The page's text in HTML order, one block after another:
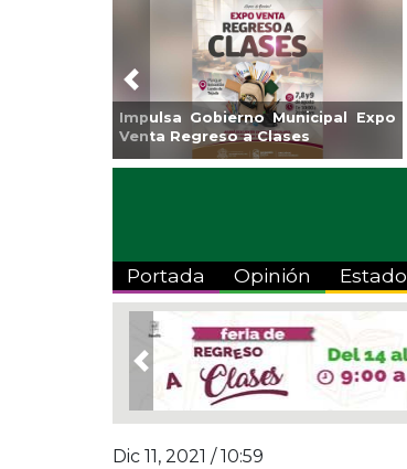
Guarniciones y banquetas para la
colonia El Mango en Pánuco
Previous
Portada Opinión Estado
Previous
Dic 11, 2021 / 10:59